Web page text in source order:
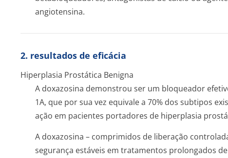
angiotensina.
2. resultados de eficácia
Hiperplasia Prostática Benigna
A doxazosina demonstrou ser um bloqueador
1A, que por sua vez equivale a 70% dos subtipos
ação em pacientes portadores de hiperplasia
A doxazosina – comprimidos de liberação
segurança estáveis em tratamentos prolongados